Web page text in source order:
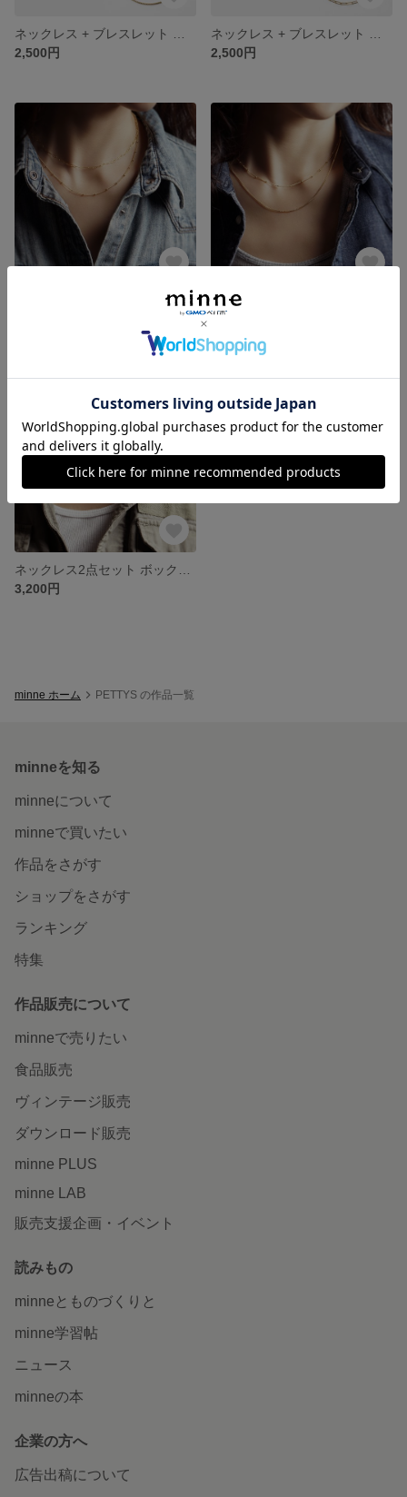
2,500円
2,500円
ネックレス2点セット ペーパークリップチェーン + サテライトチェーン [ 14kgf / Silver925 ] 送料無料♪
3,200円
minne ホーム PETTYS の作品一覧
minneを知る
minneについて
minneで買いたい
作品をさがす
ショップをさがす
ランキング
特集
作品販売について
minneで売りたい
食品販売
ヴィンテージ販売
ダウンロード販売
minne PLUS
minne LAB
販売支援企画・イベント
読みもの
minneとものづくりと
minne学習帖
ニュース
minneの本
企業の方へ
広告出稿について